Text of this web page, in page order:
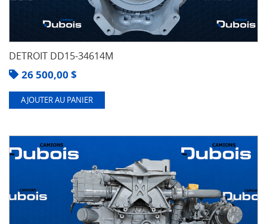
DETROIT DD15-34614M
26 500,00 $
AJOUTER AU PANIER